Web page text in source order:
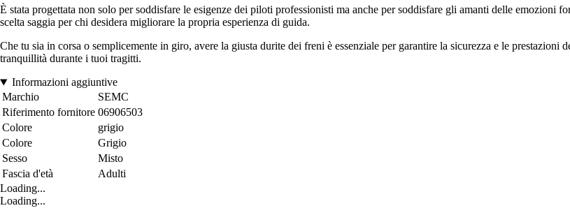
È stata progettata non solo per soddisfare le esigenze dei piloti professionisti ma anche per soddisfare gli amanti delle emozioni
scelta saggia per chi desidera migliorare la propria esperienza di guida.
Che tu sia in corsa o semplicemente in giro, avere la giusta durite dei freni è essenziale per garantire la sicurezza e le
tranquillità durante i tuoi tragitti.
Informazioni aggiuntive
Marchio
SEMC
Riferimento fornitore 06906503
Colore
grigio
Colore
Grigio
Sesso
Misto
Fascia d'età
Adulti
Loading...
Loading...